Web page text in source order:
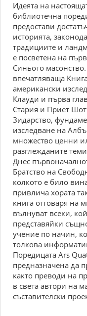
Идеята на
библиотечна
предостави
историята,
традициите и
е посветена на
Синьото
впечатляваща
американски
Клауди и първа
Стария и Приет
Зидарство,
изследване на
множество ценни
разглежданите
Днес
Братство на
колкото е било
привлича хората
книга отговаря на
вълнуват всеки,
представяйки
учение по начин,
толкова
Поредицата Аrs
предназначена да
както преводи на
в света автори на
съставителски